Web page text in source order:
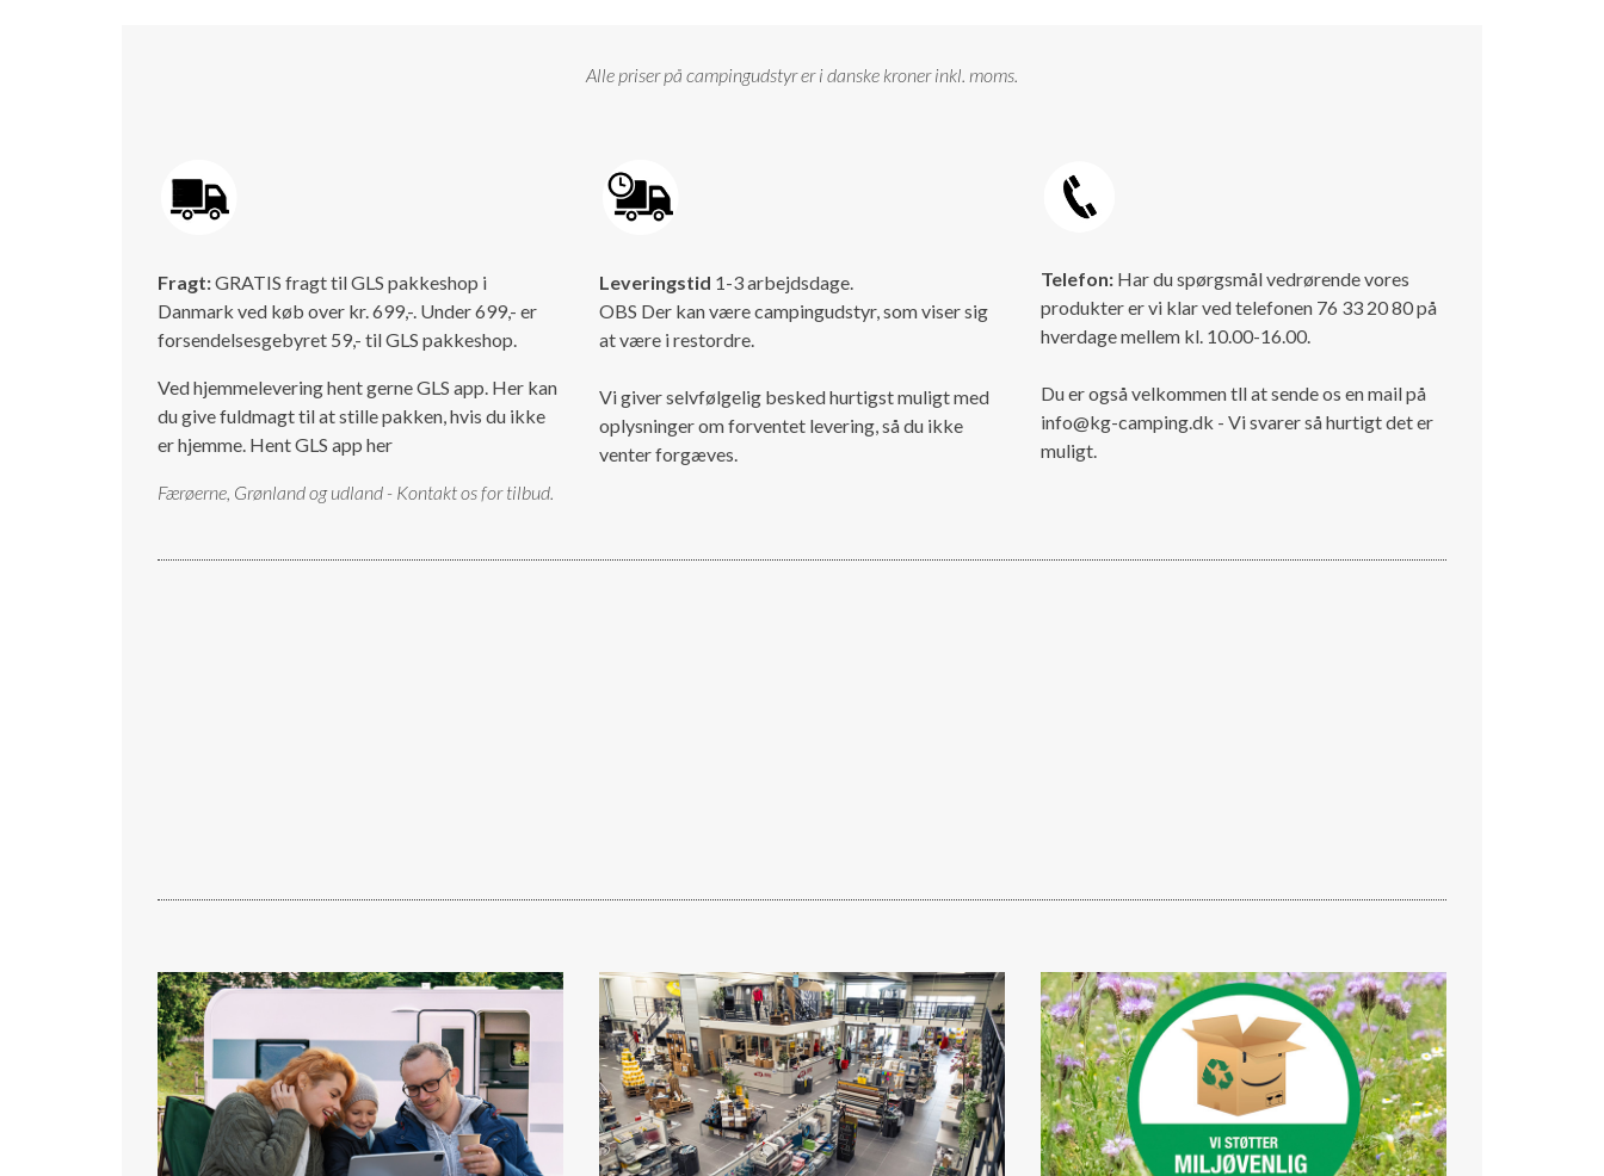
Alle priser på campingudstyr er i danske kroner inkl. moms.
Fragt:GRATIS fragt til GLS pakkeshop i
Danmark ved køb over kr. 699,-. Under 699,- er
forsendelsesgebyret 59,- til GLS pakkeshop.
Ved hjemmelevering hent gerne GLS app. Her kan
du give fuldmagt til at stille pakken, hvis du ikke
er hjemme. Hent GLS app her
Færøerne, Grønland og udland - Kontakt os for tilbud.
Leveringstid 1-3 arbejdsdage.
OBS Der kan være campingudstyr, som viser sig
at være i restordre.
Vi giver selvfølgelig besked hurtigst muligt med
oplysninger om forventet levering, så du ikke
venter forgæves.
Telefon: Har du spørgsmål vedrørende vores
produkter er vi klar ved telefonen 76 33 20 80 på
hverdage mellem kl. 10.00-16.00.
Du er også velkommen tll at sende os en mail på
info@kg-camping.dk - Vi svarer så hurtigt det er
muligt.